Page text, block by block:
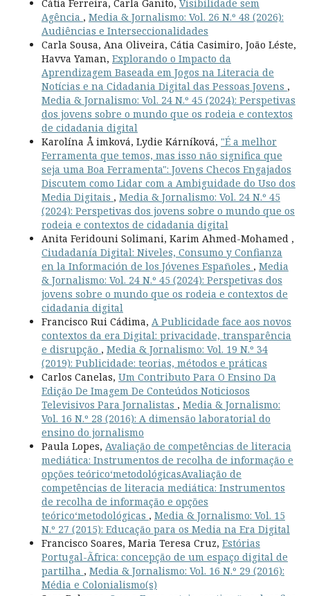
Cátia Ferreira, Carla Ganito, Visibilidade sem
Agência , Media & Jornalismo: Vol. 26 N.º 48 (2026):
Audiências e Interseccionalidades
Carla Sousa, Ana Oliveira, Cátia Casimiro, João Léste,
Havva Yaman, Explorando o Impacto da
Aprendizagem Baseada em Jogos na Literacia de
Notícias e na Cidadania Digital das Pessoas Jovens ,
Media & Jornalismo: Vol. 24 N.º 45 (2024): Perspetivas
dos jovens sobre o mundo que os rodeia e contextos
de cidadania digital
Karolína Å imková, Lydie Kárníková, "É a melhor
Ferramenta que temos, mas isso não significa que
seja uma Boa Ferramenta": Jovens Checos Engajados
Discutem como Lidar com a Ambiguidade do Uso dos
Media Digitais , Media & Jornalismo: Vol. 24 N.º 45
(2024): Perspetivas dos jovens sobre o mundo que os
rodeia e contextos de cidadania digital
Anita Feridouni Solimani, Karim Ahmed-Mohamed ,
Ciudadanía Digital: Niveles, Consumo y Confianza
en la Información de los Jóvenes Españoles , Media
& Jornalismo: Vol. 24 N.º 45 (2024): Perspetivas dos
jovens sobre o mundo que os rodeia e contextos de
cidadania digital
Francisco Rui Cádima, A Publicidade face aos novos
contextos da era Digital: privacidade, transparência
e disrupção , Media & Jornalismo: Vol. 19 N.º 34
(2019): Publicidade: teorias, métodos e práticas
Carlos Canelas, Um Contributo Para O Ensino Da
Edição De Imagem De Conteúdos Noticiosos
Televisivos Para Jornalistas , Media & Jornalismo:
Vol. 16 N.º 28 (2016): A dimensão laboratorial do
ensino do jornalismo
Paula Lopes, Avaliação de competências de literacia
mediática: Instrumentos de recolha de informação e
opções teórico‘metodológicasAvaliação de
competências de literacia mediática: Instrumentos
de recolha de informação e opções
teórico‘metodológicas , Media & Jornalismo: Vol. 15
N.º 27 (2015): Educação para os Media na Era Digital
Francisco Soares, Maria Teresa Cruz, Estórias
Portugal-Ãfrica: concepção de um espaço digital de
partilha , Media & Jornalismo: Vol. 16 N.º 29 (2016):
Média e Colonialismo(s)